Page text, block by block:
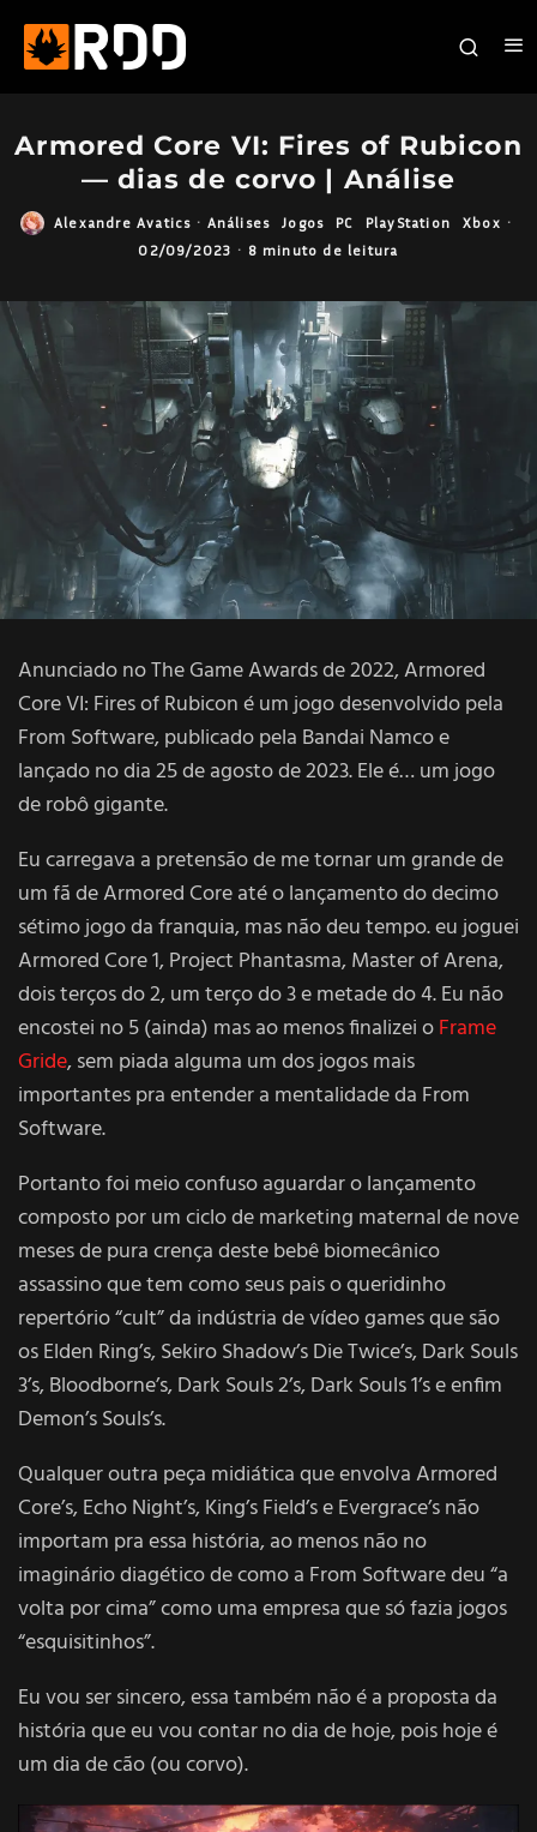
Armored Core VI: Fires of Rubicon
— dias de corvo | Análise
Alexandre Avatics · Análises Jogos PC PlayStation Xbox ·
02/09/2023 · 8 minuto de leitura
Anunciado no The Game Awards de 2022, Armored
Core VI: Fires of Rubicon é um jogo desenvolvido pela
From Software, publicado pela Bandai Namco e
lançado no dia 25 de agosto de 2023. Ele é… um jogo
de robô gigante.
Eu carregava a pretensão de me tornar um grande de
um fã de Armored Core até o lançamento do decimo
sétimo jogo da franquia, mas não deu tempo. eu joguei
Armored Core 1, Project Phantasma, Master of Arena,
dois terços do 2, um terço do 3 e metade do 4. Eu não
encostei no 5 (ainda) mas ao menos finalizei oFrame
Gride, sem piada alguma um dos jogos mais
importantes pra entender a mentalidade da From
Software.
Portanto foi meio confuso aguardar o lançamento
composto por um ciclo de marketing maternal de nove
meses de pura crença deste bebê biomecânico
assassino que tem como seus pais o queridinho
repertório “cult” da indústria de vídeo games que são
os Elden Ring’s, Sekiro Shadow’s Die Twice’s, Dark Souls
3’s, Bloodborne’s, Dark Souls 2’s, Dark Souls 1’s e enfim
Demon’s Souls’s.
Qualquer outra peça midiática que envolva Armored
Core’s, Echo Night’s, King’s Field’s e Evergrace’s não
importam pra essa história, ao menos não no
imaginário diagético de como a From Software deu “a
volta por cima” como uma empresa que só fazia jogos
“esquisitinhos”.
Eu vou ser sincero, essa também não é a proposta da
história que eu vou contar no dia de hoje, pois hoje é
um dia de cão (ou corvo).